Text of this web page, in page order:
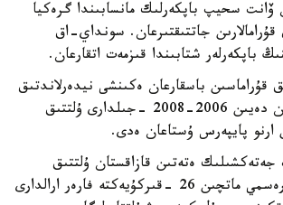
ۆانت سحيپ باپكەرلىك مانسابىندا گرەكيا
قۇرامالارىن جاتتىقتىرعان. سونداي-اق
باپكەرلەر شتابىندا قىزمەت اتقارعان.
قۇراماسىن باسقارعان ەكىنشى نيدەرلاندتىق
مامان اتاندى. بۇعان دەيىن 2006-2008 -جىلدارى ۇلتتىق
ارنو پايپەرس ۇستاعان ەدى.
ەتەتىن قازاقستان ۇلتتىق
قۇراماسى العاشقى رەسمي ماتچىن 26 -قىركۇيەكتە فارەر ارالدارى